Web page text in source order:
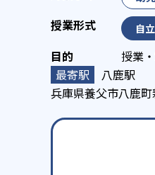
自
授業
八鹿駅
兵庫県養父市八鹿